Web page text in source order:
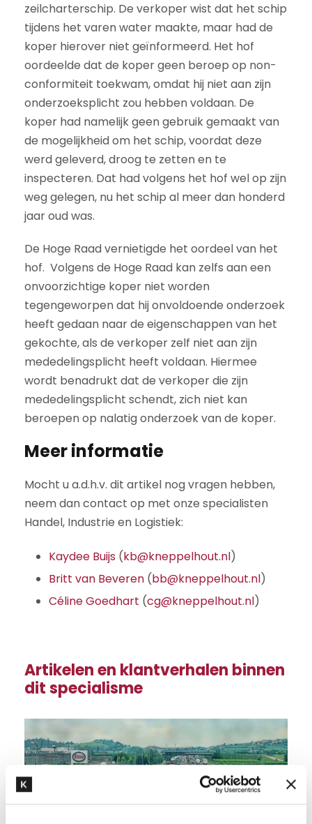
zeilcharterschip. De verkoper wist dat het schip
tijdens het varen water maakte, maar had de
koper hierover niet geïnformeerd. Het hof
oordeelde dat de koper geen beroep op non-
conformiteit toekwam, omdat hij niet aan zijn
onderzoeksplicht zou hebben voldaan. De
koper had namelijk geen gebruik gemaakt van
de mogelijkheid om het schip, voordat deze
werd geleverd, droog te zetten en te
inspecteren. Dat had volgens het hof wel op zijn
weg gelegen, nu het schip al meer dan honderd
jaar oud was.
De Hoge Raad vernietigde het oordeel van het
hof. Volgens de Hoge Raad kan zelfs aan een
onvoorzichtige koper niet worden
tegengeworpen dat hij onvoldoende onderzoek
heeft gedaan naar de eigenschappen van het
gekochte, als de verkoper zelf niet aan zijn
mededelingsplicht heeft voldaan. Hiermee
wordt benadrukt dat de verkoper die zijn
mededelingsplicht schendt, zich niet kan
beroepen op nalatig onderzoek van de koper.
Meer informatie
Mocht u a.d.h.v. dit artikel nog vragen hebben,
neem dan contact op met onze specialisten
Handel, Industrie en Logistiek:
Kaydee Buijs (kb@kneppelhout.nl)
Britt van Beveren (bb@kneppelhout.nl)
Céline Goedhart (cg@kneppelhout.nl)
Artikelen en klantverhalen binnen
dit specialisme